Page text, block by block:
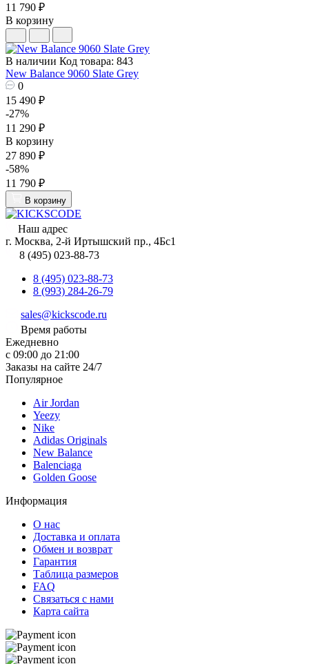
11 790 ₽
В корзину
В наличии Код товара: 843
New Balance 9060 Slate Grey
0
15 490 ₽
-27%
11 290 ₽
В корзину
27 890 ₽
-58%
11 790 ₽
В корзину
Наш адрес
г. Москва, 2-й Иртышский пр., 4Бс1
8 (495) 023-88-73
8 (495) 023-88-73
8 (993) 284-26-79
sales@kickscode.ru
Время работы
Ежедневно
с 09:00 до 21:00
Заказы на сайте 24/7
Популярное
Air Jordan
Yeezy
Nike
Adidas Originals
New Balance
Balenciaga
Golden Goose
Информация
О нас
Доставка и оплата
Обмен и возврат
Гарантия
Таблица размеров
FAQ
Связаться с нами
Карта сайта